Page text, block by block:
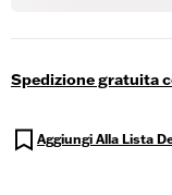
Spedizione gratuita
Aggiungi Alla Lista